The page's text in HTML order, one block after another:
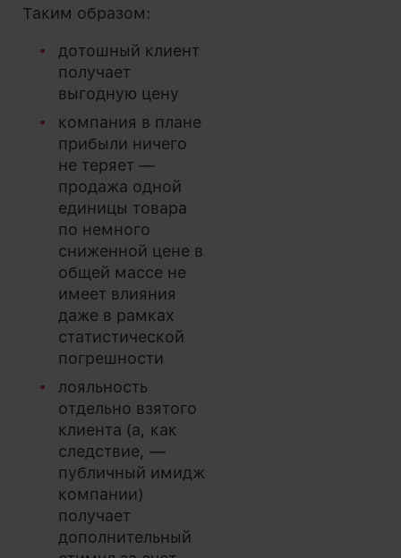
Таким образом:
дотошный клиент
получает
выгодную цену
компания в плане
прибыли ничего
не теряет —
продажа одной
единицы товара
по немного
сниженной цене в
общей массе не
имеет влияния
даже в рамках
статистической
погрешности
лояльность
отдельно взятого
клиента (а, как
следствие, —
публичный имидж
компании)
получает
дополнительный